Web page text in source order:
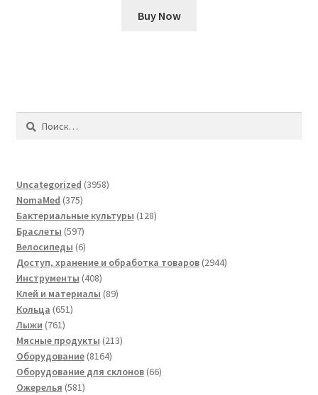
Buy Now
Найти:
Uncategorized 39583958
NomaMed 375375
товаров
Бактериальные культуры 128128
Браслеты 597597
товаров
Велосипеды 66
товаров
Доступ, хранение и обработка товаров 29442944
Инструменты 408408
товаров
Клей и материалы 8989
Кольца 651651
Лыжи 761761
товар
Мясные продукты 213213
Оборудование 81648164
товара
Оборудование для склонов 6666
Ожерелья 581581